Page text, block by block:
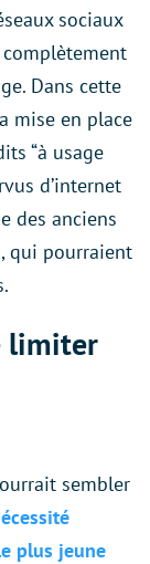
sociaux
Dans cette
mise en place
“à usage
d’internet
des anciens
qui pourraient
limiter
sembler
plus jeune